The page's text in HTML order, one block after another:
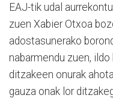
EAJ-tik udal
zuen Xabier Otxoa
adostasunerako
nabarmendu zuen,
ditzakeen onurak
gauza onak lor